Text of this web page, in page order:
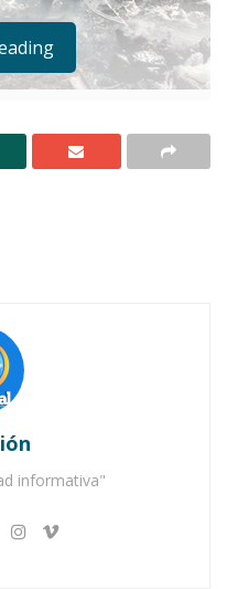
informativa"